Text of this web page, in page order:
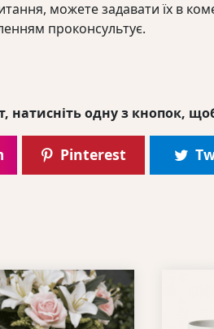
можете задавати їх в
проконсультує.
натисніть одну з кнопок,
Pinterest